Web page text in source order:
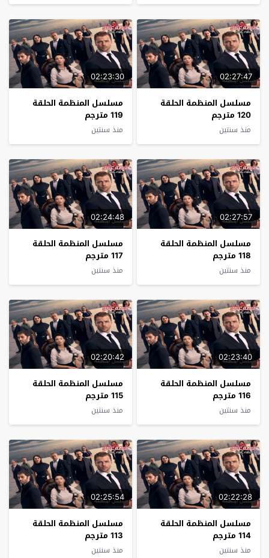
02:27:47
مسلسل المنظمة الحلقة
120 مترجم
منذ سنتين
02:23:30
مسلسل المنظمة الحلقة
119 مترجم
منذ سنتين
02:27:57
مسلسل المنظمة الحلقة
118 مترجم
منذ سنتين
02:24:48
مسلسل المنظمة الحلقة
117 مترجم
منذ سنتين
02:23:40
مسلسل المنظمة الحلقة
116 مترجم
منذ سنتين
02:20:42
مسلسل المنظمة الحلقة
115 مترجم
منذ سنتين
02:22:28
مسلسل المنظمة الحلقة
114 مترجم
منذ سنتين
02:25:54
مسلسل المنظمة الحلقة
113 مترجم
منذ سنتين